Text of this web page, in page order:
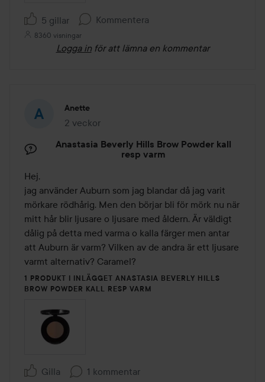
5 gillar Kommentera
8360 visningar
Logga in för att lämna en kommentar
Anette
2 veckor
Inlägget skapades 2 veckor
Anastasia Beverly Hills Brow Powder kall
resp varm
Hej,
jag använder Auburn som jag blandar då jag varit
mörkare rödhårig. Men den börjar bli för mörk nu när
mitt hår blir ljusare o ljusare med åldern. Är väldigt
dålig på detta med varma o kalla färger men antar
att Auburn är varm? Vilken av de andra är ett ljusare
varmt alternativ? Caramel?
1 PRODUKT I INLÄGGET ANASTASIA BEVERLY HILLS
BROW POWDER KALL RESP VARM
Gilla 1 kommentar